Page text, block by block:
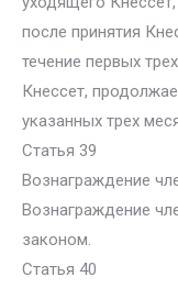
после принятия
течение первых
Кнессет,
указанных трех
Статья 39
Вознаграждение
Вознаграждение
законом.
Статья 40